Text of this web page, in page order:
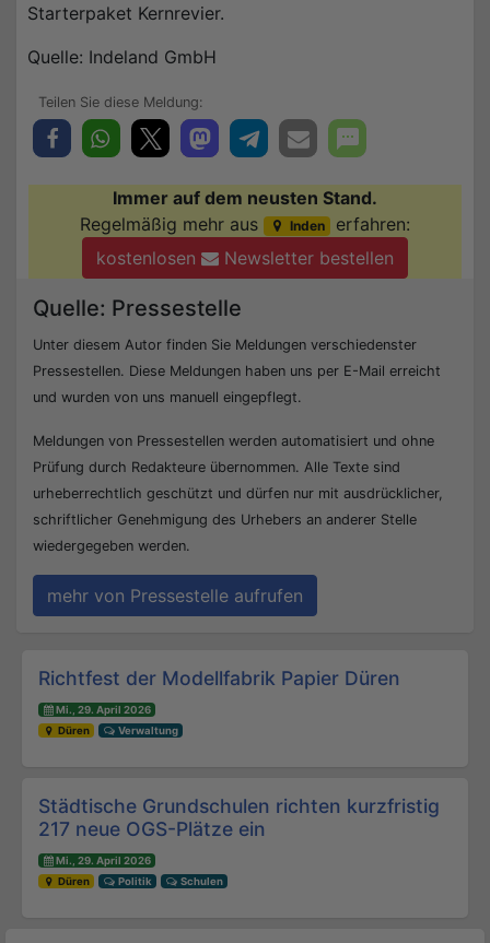
Starterpaket Kernrevier.
Quelle: Indeland GmbH
Immer auf dem neusten Stand.
Regelmäßig mehr aus
Inden erfahren:
kostenlosen
Newsletter bestellen
Quelle: Pressestelle
Unter diesem Autor finden Sie Meldungen verschiedenster
Pressestellen. Diese Meldungen haben uns per E-Mail erreicht
und wurden von uns manuell eingepflegt.
Meldungen von Pressestellen werden automatisiert und ohne
Prüfung durch Redakteure übernommen. Alle Texte sind
urheberrechtlich geschützt und dürfen nur mit ausdrücklicher,
schriftlicher Genehmigung des Urhebers an anderer Stelle
wiedergegeben werden.
mehr von Pressestelle aufrufen
Beitrags-Navigation
Richtfest der Modellfabrik Papier Düren
Mi., 29. April 2026
Düren
Verwaltung
Städtische Grundschulen richten kurzfristig
217 neue OGS-Plätze ein
Mi., 29. April 2026
Düren
Politik Schulen